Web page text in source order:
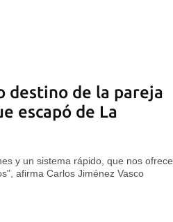
destino de la pareja
escapó de La
y un sistema rápido, que nos ofrece
afirma Carlos Jiménez Vasco